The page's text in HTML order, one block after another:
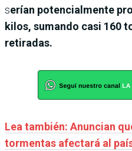
serían potencialmente
kilos, sumando casi 160
retiradas.
Lea también: Anuncian
tormentas afectará al